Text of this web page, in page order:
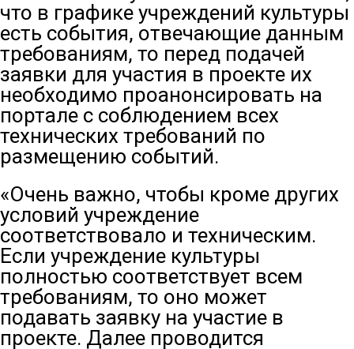
что в графике учреждений культуры
есть события, отвечающие данным
требованиям, то перед подачей
заявки для участия в проекте их
необходимо проанонсировать на
портале с соблюдением всех
технических требований по
размещению событий.
«Очень важно, чтобы кроме других
условий учреждение
соответствовало и техническим.
Если учреждение культуры
полностью соответствует всем
требованиям, то оно может
подавать заявку на участие в
проекте. Далее проводится